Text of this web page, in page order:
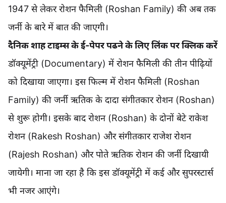
1947 से लेकर रोशन फैमिली (Roshan Family) की अब तक
जर्नी के बारे में बात की जाएगी।
दैनिक शाह टाइम्स के ई-पेपर पढने के लिए लिंक पर क्लिक करें
डॉक्यूमेंट्री (Documentary) में रोशन फैमिली की तीन पीढ़ियों
को दिखाया जाएगा। इस फिल्म में रोशन फैमिली (Roshan
Family) की जर्नी ऋतिक के दादा संगीतकार रोशन (Roshan)
से शुरू होगी। इसके बाद रोशन (Roshan) के दोनों बेटे राकेश
रोशन (Rakesh Roshan) और संगीतकार राजेश रोशन
(Rajesh Roshan) और पोते ऋतिक रोशन की जर्नी दिखायी
जायेगी। माना जा रहा है कि इस डॉक्यूमेंट्री में कई और सुपरस्टार्स
भी नजर आएंगे।